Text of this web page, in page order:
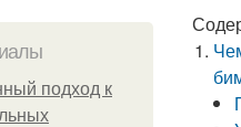
подход к